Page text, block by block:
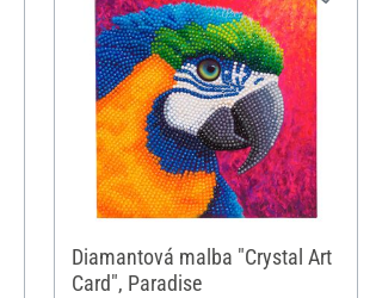
Diamantová malba "Crystal Art
Card", Paradise